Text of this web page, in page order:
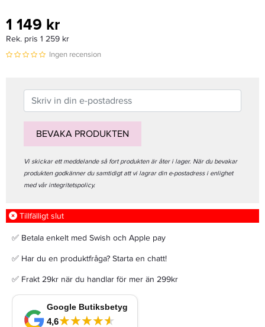
1 149 kr
Rek. pris 1 259 kr
Ingen recension
BEVAKA PRODUKTEN
Vi skickar ett meddelande så fort produkten är åter i lager. När du bevakar
produkten godkänner du samtidigt att vi lagrar din e-postadress i enlighet
med vår integritetspolicy.
Tillfälligt slut
✅ Betala enkelt med Swish och Apple pay
✅ Har du en produktfråga? Starta en chatt!
✅ Frakt 29kr när du handlar för mer än 299kr